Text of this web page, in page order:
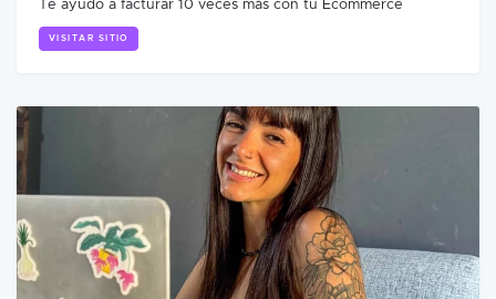
Te ayudo a facturar 10 veces más con tu Ecommerce
VISITAR SITIO